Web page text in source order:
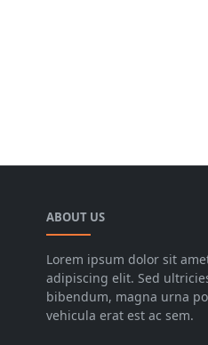
ABOUT US
Lorem ipsum dolor sit
adipiscing elit. Sed
bibendum, magna urna
vehicula erat est ac sem.